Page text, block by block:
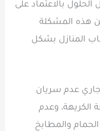
الحلول بالاعتماد على
هذه المشكلة
المنازل بشكل
عدم سريان
الكريهة، وعدم
والمطابخ